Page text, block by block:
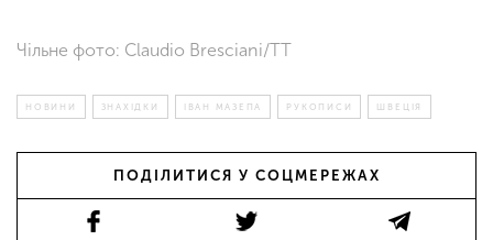
Чільне фото: Claudio Bresciani/TT
НОВИНИ ЗНАХІДКИ ІВАН МАЗЕПА РУКОПИСИ ШВЕЦІЯ
ПОДІЛИТИСЯ У СОЦМЕРЕЖАХ